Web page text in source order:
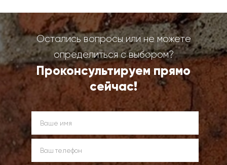
Остались вопросы или не можете
определиться с выбором?
Проконсультируем прямо
сейчас!